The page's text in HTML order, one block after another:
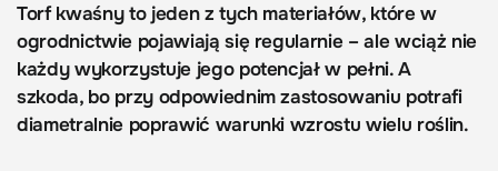
Torf kwaśny to jeden z tych materiałów, które w
ogrodnictwie pojawiają się regularnie – ale wciąż nie
każdy wykorzystuje jego potencjał w pełni. A
szkoda, bo przy odpowiednim zastosowaniu potrafi
diametralnie poprawić warunki wzrostu wielu roślin.